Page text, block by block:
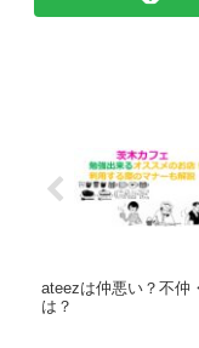
ateezは仲悪い？不仲
は？